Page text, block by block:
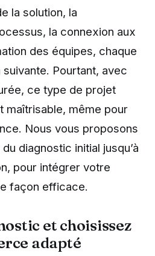
la solution, la
la connexion aux
des équipes, chaque
Pourtant, avec
ce type de projet
maîtrisable, même pour
Nous vous proposons
diagnostic initial jusqu’à
pour intégrer votre
façon efficace.
et choisissez
adapté